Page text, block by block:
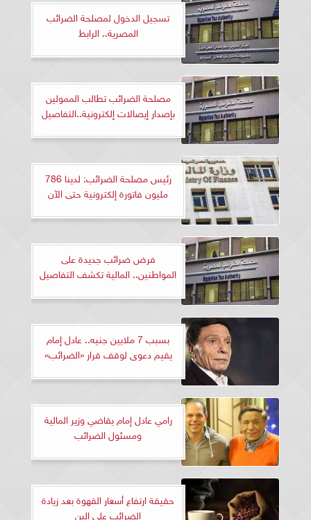
تسجيل الدخول لمصلحة الضرائب
المصرية.. الرابط
مصلحة الضرائب تطالب الممولين
بإصدار إيصالات إلكترونية..التفاصيل
رئيس مصلحة الضرائب: لدينا 786
مليون فاتورة إلكترونية حتى الآن
فرض ضرائب جديدة على
المواطنين.. المالية تكشف التفاصيل
بسبب 7 ملايين جنيه.. عادل إمام
يقيم دعوى لوقف قرار «الضرائب»
رامي عادل إمام يقاضي وزير المالية
ومسئول الضرائب
حقيقة ارتفاع أسعار القهوة بعد زيادة
الضرائب على البن